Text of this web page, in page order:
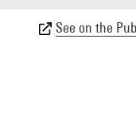
See on the